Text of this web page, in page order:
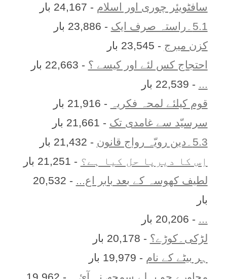
سافٹویئر چوری اور اسلام - 24,167 بار
5.1۔راستہ صرف ایک
- 23,886 بار
کزن ميرج - 23,545 بار
احتجاج کس لئے اور کیسے ؟ - 22,663 بار
... - 22,539 بار
قوم کیلئے لمحہ فکریہ
- 21,916 بار
سرسیّد سے غامدی تک - 21,661 بار
5.3۔دین رویّہ رواج قانون
- 21,432 بار
اِس کا ديرپا حل کيا ہے؟ - 21,251 بار
لطیف کھوسہ کے بعد بابر اع...
- 20,532
بار
... - 20,206 بار
لڑکی۔کوڑے؟ - 20,178 بار
ہر بيٹے کے نام - 19,979 بار